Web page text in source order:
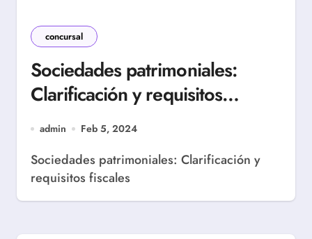
concursal
Sociedades patrimoniales:
Clarificación y requisitos
fiscales
admin Feb 5, 2024
Sociedades patrimoniales: Clarificación y
requisitos fiscales